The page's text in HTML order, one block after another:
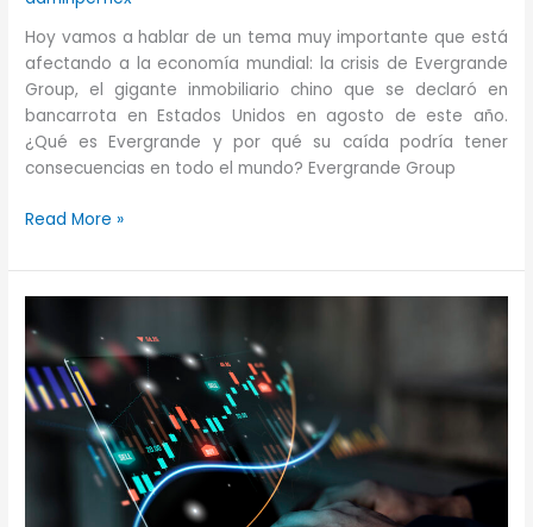
Hoy vamos a hablar de un tema muy importante que está
afectando a la economía mundial: la crisis de Evergrande
Group, el gigante inmobiliario chino que se declaró en
bancarrota en Estados Unidos en agosto de este año.
¿Qué es Evergrande y por qué su caída podría tener
consecuencias en todo el mundo? Evergrande Group
Crisis
Evergrande
Read More »